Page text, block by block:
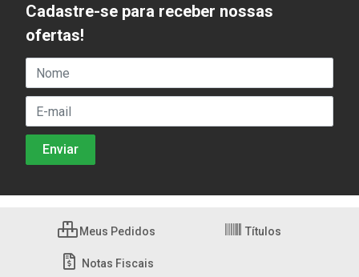
Cadastre-se para receber nossas
ofertas!
Meus Pedidos Títulos
Notas Fiscais